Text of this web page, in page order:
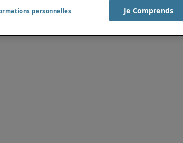
personnelles Je Comprends